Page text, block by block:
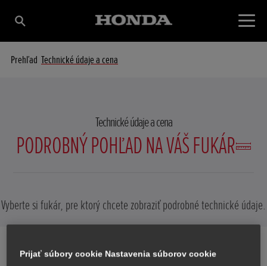
Prehľad Technické údaje a cena
Technické údaje a cena
PODROBNÝ POHĽAD NA VÁŠ FUKÁR
Vyberte si fukár, pre ktorý chcete zobraziť podrobné technické údaje.
HHB 25 E
Prijať súbory cookie Nastavenia súborov cookie